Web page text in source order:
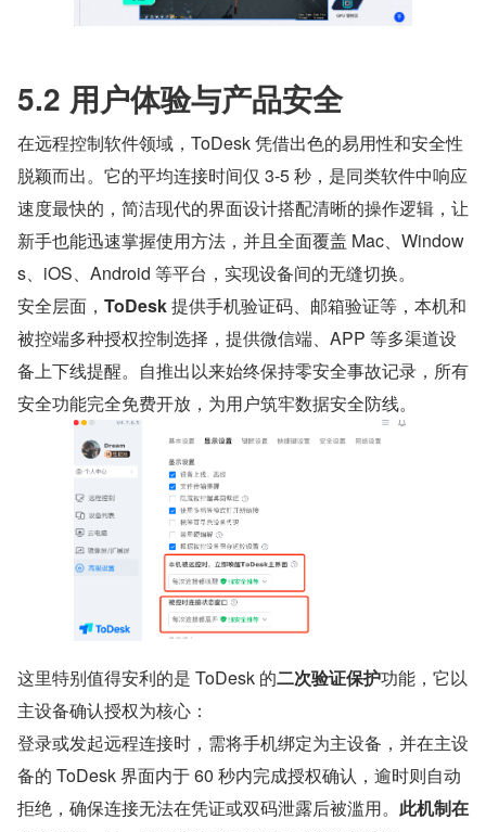
5.2 用户体验与产品安全
在远程控制软件领域，ToDesk 凭借出色的易用性和安全性
脱颖而出。它的平均连接时间仅 3-5 秒，是同类软件中响应
速度最快的，简洁现代的界面设计搭配清晰的操作逻辑，让
新手也能迅速掌握使用方法，并且全面覆盖 Mac、Window
s、iOS、Android 等平台，实现设备间的无缝切换。
安全层面， ToDesk 提供手机验证码、邮箱验证等，本机和
被控端多种授权控制选择，提供微信端、APP 等多渠道设
备上下线提醒。自推出以来始终保持零安全事故记录，所有
安全功能完全免费开放，为用户筑牢数据安全防线。
这里特别值得安利的是 ToDesk 的二次验证保护功能，它以
主设备确认授权为核心：
登录或发起远程连接时，需将手机绑定为主设备，并在主设
备的 ToDesk 界面内于 60 秒内完成授权确认，逾时则自动
拒绝，确保连接无法在凭证或双码泄露后被滥用。 此机制在